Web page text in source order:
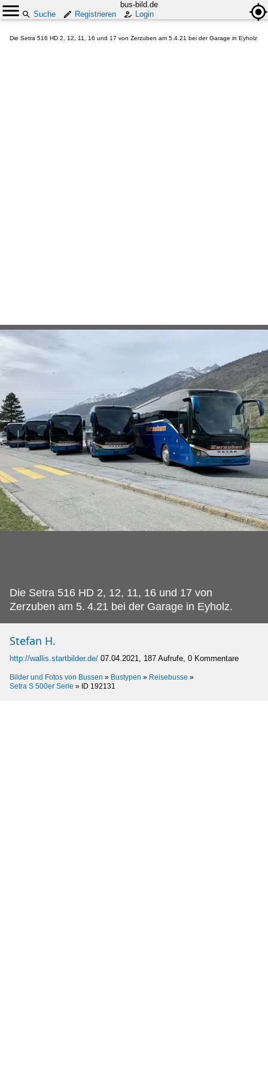
bus-bild.de
Suche
Registrieren Login
Die Setra 516 HD 2, 12, 11, 16 und 17 von Zerzuben am 5.4.21 bei der Garage in Eyholz
Die Setra 516 HD 2, 12, 11, 16 und 17 von
Zerzuben am 5. 4.21 bei der Garage in Eyholz.
Stefan H.
http://wallis.startbilder.de/ 07.04.2021, 187 Aufrufe, 0 Kommentare
Bilder und Fotos von Bussen » Bustypen » Reisebusse »
Setra S 500er Serie » ID 192131